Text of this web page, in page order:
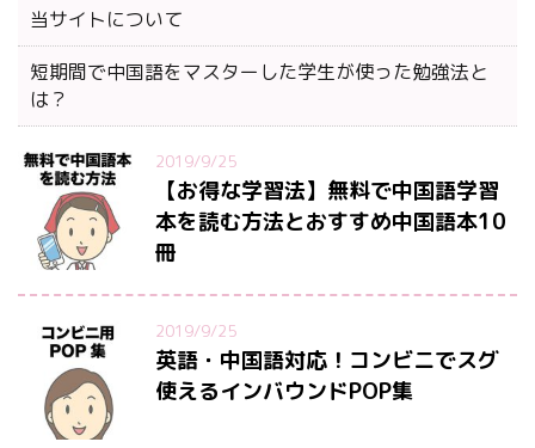
当サイトについて
短期間で中国語をマスターした学生が使った勉強法と
は？
2019/9/25
【お得な学習法】無料で中国語学習
本を読む方法とおすすめ中国語本10
冊
2019/9/25
英語・中国語対応！コンビニでスグ
使えるインバウンドPOP集